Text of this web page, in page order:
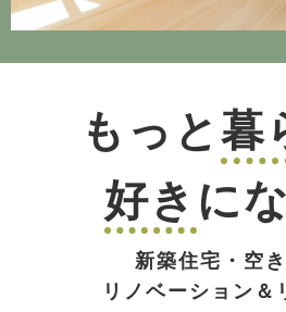
もっと暮
好き に
新築住宅・空
リノベーション＆